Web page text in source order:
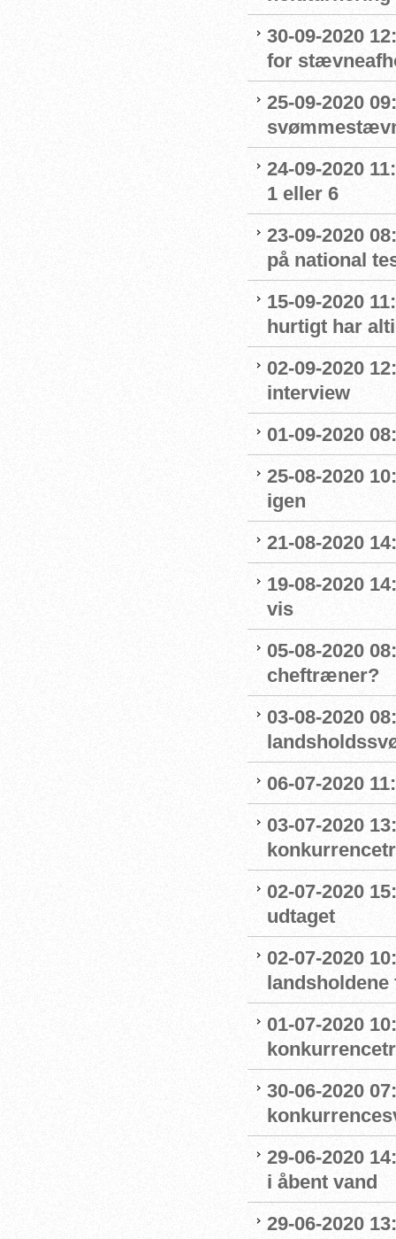
30-09-2020
for
25-09-2020
24-09-2020
1 eller 6
23-09-2020
på national
15-09-2020
hurtigt har
02-09-2020
interview
01-09-2020
25-08-2020
igen
21-08-2020
19-08-2020
vis
05-08-2020
cheftræner?
03-08-2020
06-07-2020
03-07-2020
02-07-2020
udtaget
02-07-2020
01-07-2020
30-06-2020
29-06-2020
i åbent vand
29-06-2020